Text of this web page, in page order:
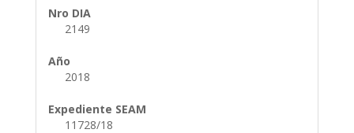
Nro DIA
2149
Año
2018
Expediente SEAM
11728/18